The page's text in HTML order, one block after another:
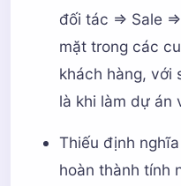
đối tác => Sale
mặt trong các
khách hàng, với
là khi làm dự án
Thiếu định
hoàn thành tính